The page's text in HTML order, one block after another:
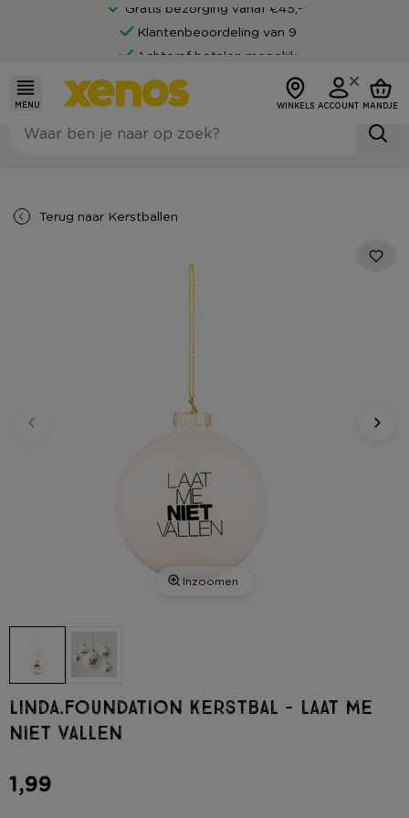
Gratis bezorging vanaf €45,-*
Klantenbeoordeling van 9
Achteraf betalen mogelijk
MENU WINKELS ACCOUNT MANDJE
Terug naar Kerstballen
Inzoomen
LINDA.foundation kerstbal - laat me
niet vallen
1,99